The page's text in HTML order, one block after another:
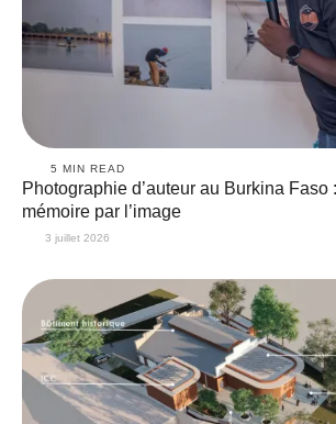
5 MIN READ
Photographie d’auteur au Burkina Faso
mémoire par l’image
3 juillet 2026